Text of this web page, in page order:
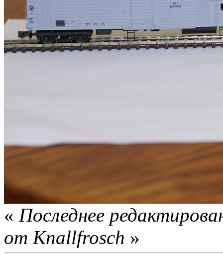
« Последнее
от Knallfrosch »